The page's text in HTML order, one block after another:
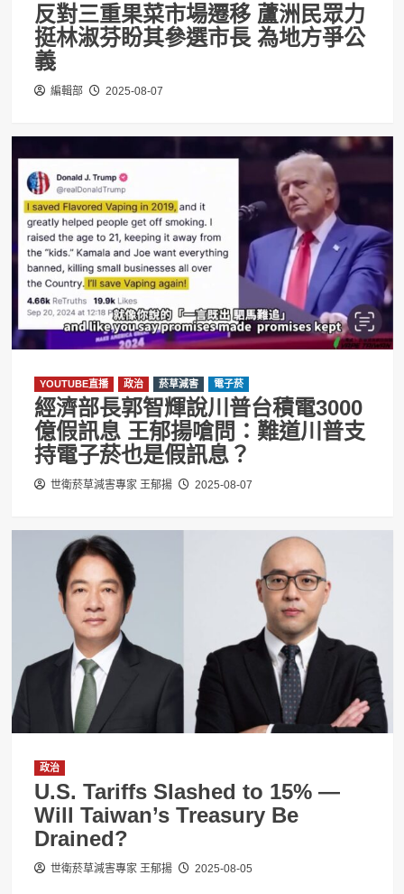
反對三重果菜市場遷移 蘆洲民眾力
挺林淑芬盼其參選市長 為地方爭公
義
編輯部 2025-08-07
YOUTUBE直播 政治 菸草減害 電子菸
經濟部長郭智輝說川普台積電3000
億假訊息 王郁揚嗆問：難道川普支
持電子菸也是假訊息？
世衛菸草減害專家 王郁揚 2025-08-07
政治
U.S. Tariffs Slashed to 15% —
Will Taiwan’s Treasury Be
Drained?
世衛菸草減害專家 王郁揚 2025-08-05